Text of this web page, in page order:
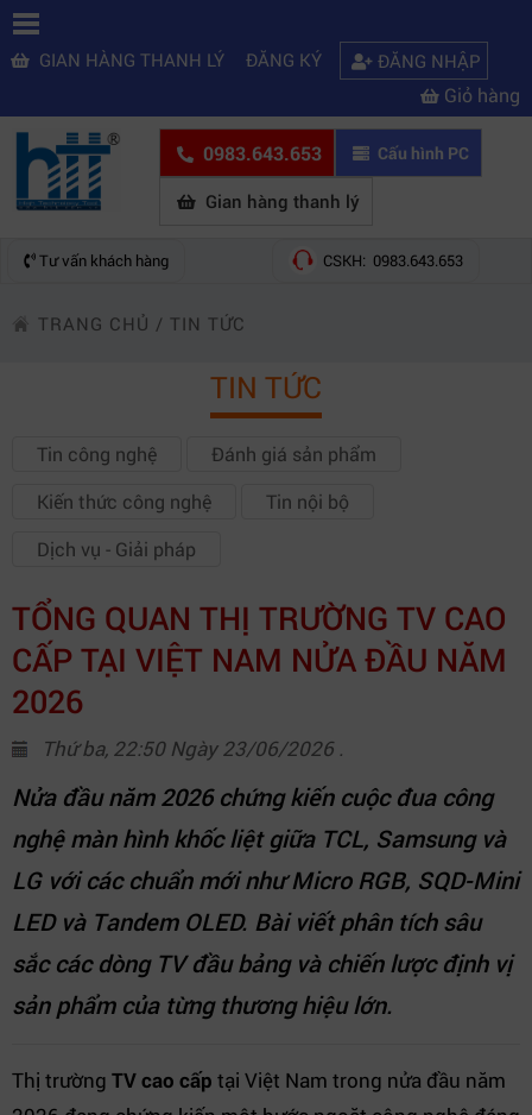
GIAN HÀNG THANH LÝ ĐĂNG KÝ ĐĂNG NHẬP
Giỏ hàng
0983.643.653 Cấu hình PC
Gian hàng thanh lý
Tư vấn khách hàng CSKH: 0983.643.653
TRANG CHỦ / TIN TỨC
TIN TỨC
Tin công nghệ
Đánh giá sản phẩm
Kiến thức công nghệ
Tin nội bộ
Dịch vụ - Giải pháp
TỔNG QUAN THỊ TRƯỜNG TV CAO
CẤP TẠI VIỆT NAM NỬA ĐẦU NĂM
2026
Thứ ba, 22:50 Ngày 23/06/2026 .
Nửa đầu năm 2026 chứng kiến cuộc đua công
nghệ màn hình khốc liệt giữa TCL, Samsung và
LG với các chuẩn mới như Micro RGB, SQD-Mini
LED và Tandem OLED. Bài viết phân tích sâu
sắc các dòng TV đầu bảng và chiến lược định vị
sản phẩm của từng thương hiệu lớn.
Thị trường TV cao cấp tại Việt Nam trong nửa đầu năm